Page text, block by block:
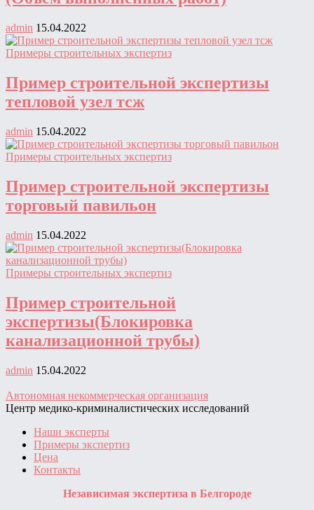
admin 15.04.2022
Примеры строительных экспертиз
Пример строительной экспертизы
тепловой узел тсж
admin 15.04.2022
Примеры строительных экспертиз
Пример строительной экспертизы
торговый павильон
admin 15.04.2022
Примеры строительных экспертиз
Пример строительной
экспертизы(Блокировка
канализационной трубы)
admin 15.04.2022
Автономная некоммерческая организация
Центр медико-криминалистических исследований
Наши эксперты
Примеры экспертиз
Цена
Контакты
Независимая экспертиза в Белгороде